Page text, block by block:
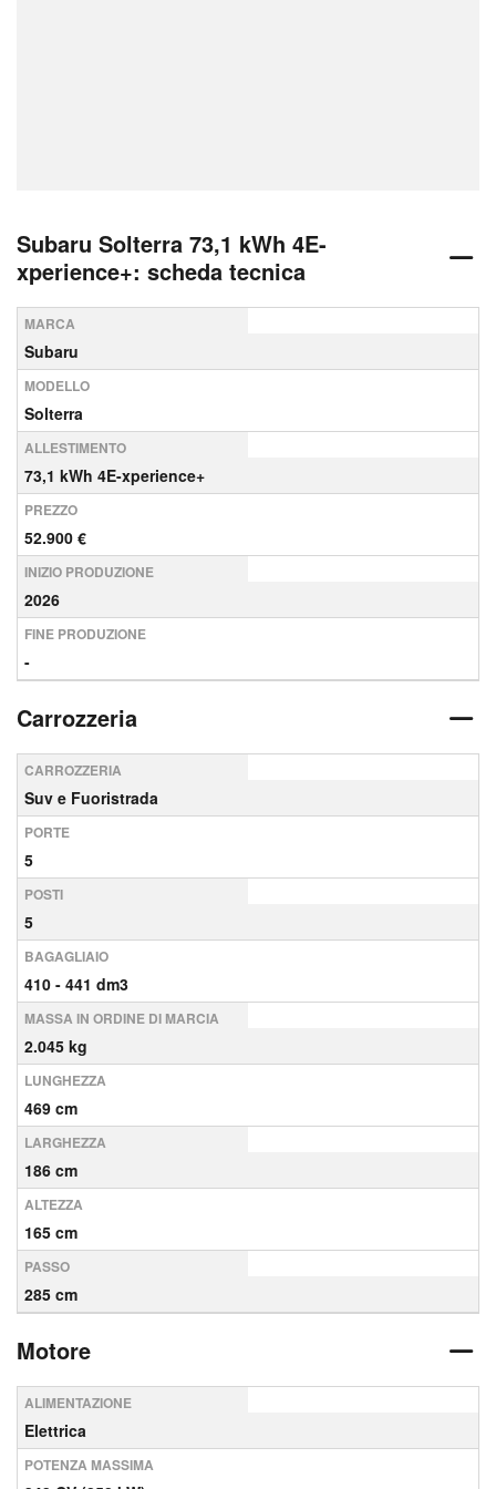
Subaru Solterra 73,1 kWh 4E-
xperience+: scheda tecnica
MARCA
Subaru
MODELLO
Solterra
ALLESTIMENTO
73,1 kWh 4E-xperience+
PREZZO
52.900 €
INIZIO PRODUZIONE
2026
FINE PRODUZIONE
-
Carrozzeria
CARROZZERIA
Suv e Fuoristrada
PORTE
5
POSTI
5
BAGAGLIAIO
410 - 441 dm3
MASSA IN ORDINE DI MARCIA
2.045 kg
LUNGHEZZA
469 cm
LARGHEZZA
186 cm
ALTEZZA
165 cm
PASSO
285 cm
Motore
ALIMENTAZIONE
Elettrica
POTENZA MASSIMA